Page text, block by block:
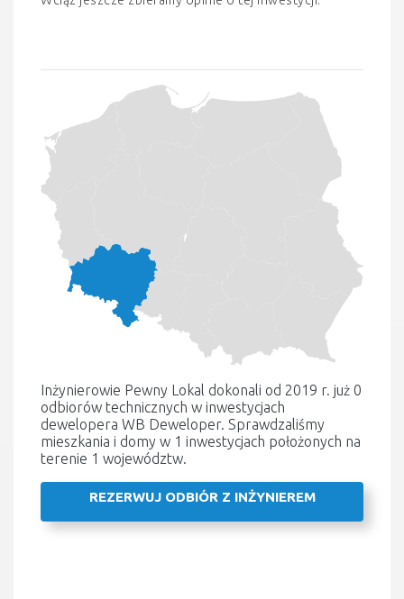
Inżynierowie Pewny Lokal dokonali od 2019 r. już 0
odbiorów technicznych w inwestycjach
dewelopera WB Deweloper. Sprawdzaliśmy
mieszkania i domy w 1 inwestycjach położonych na
terenie 1 województw.
REZERWUJ ODBIÓR Z INŻYNIEREM